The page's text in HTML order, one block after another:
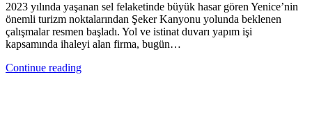
2023 yılında yaşanan sel felaketinde büyük hasar gören Yenice’nin
önemli turizm noktalarından Şeker Kanyonu yolunda beklenen
çalışmalar resmen başladı. Yol ve istinat duvarı yapım işi
kapsamında ihaleyi alan firma, bugün…
Continue reading